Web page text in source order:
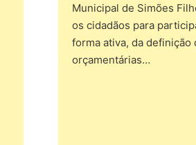
Municipal de Simões
os cidadãos para
forma ativa, da definição
orçamentárias…